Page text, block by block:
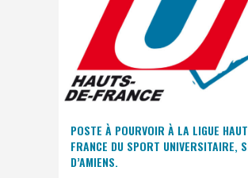
POSTE À POURVOIR À LA LIGUE
FRANCE DU SPORT UNIVERSITAIRE,
D’AMIENS.